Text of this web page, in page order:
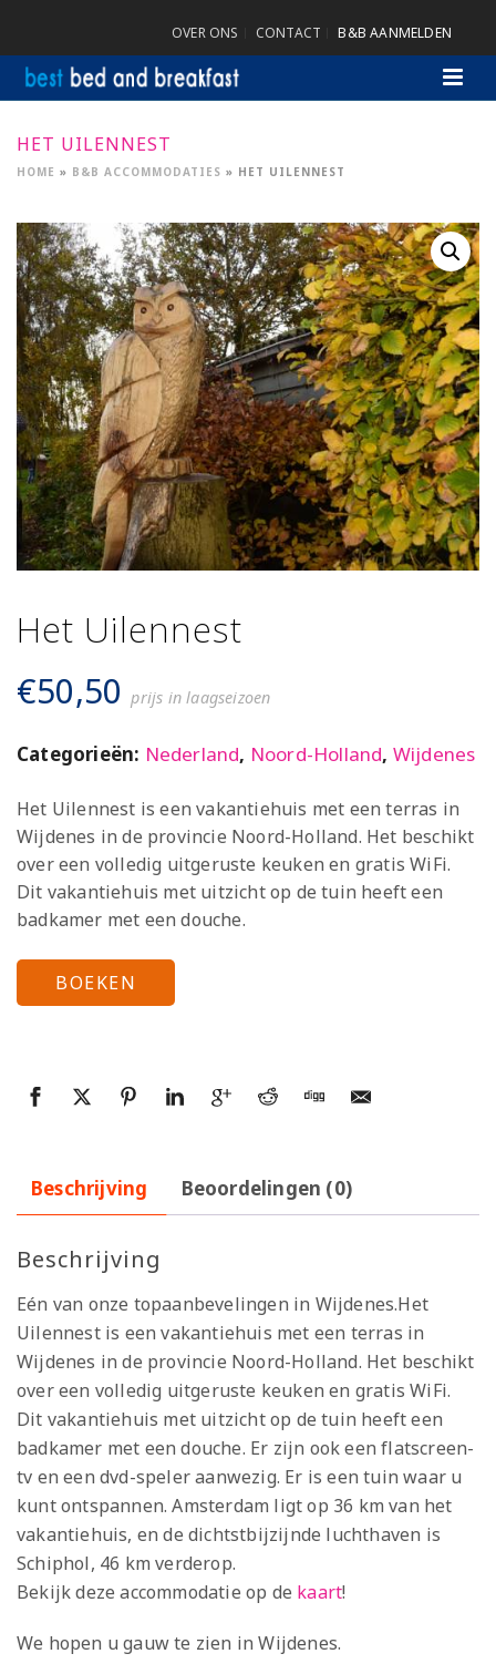
OVER ONS CONTACT B&B AANMELDEN
HET UILENNEST
HOME » B&B ACCOMMODATIES » HET UILENNEST
Het Uilennest
€50,50 prijs in laagseizoen
Categorieën: Nederland, Noord-Holland, Wijdenes
Het Uilennest is een vakantiehuis met een terras in
Wijdenes in de provincie Noord-Holland. Het beschikt
over een volledig uitgeruste keuken en gratis WiFi.
Dit vakantiehuis met uitzicht op de tuin heeft een
badkamer met een douche.
BOEKEN
Beschrijving Beoordelingen (0)
Beschrijving
Eén van onze topaanbevelingen in Wijdenes.Het
Uilennest is een vakantiehuis met een terras in
Wijdenes in de provincie Noord-Holland. Het beschikt
over een volledig uitgeruste keuken en gratis WiFi.
Dit vakantiehuis met uitzicht op de tuin heeft een
badkamer met een douche. Er zijn ook een flatscreen-
tv en een dvd-speler aanwezig. Er is een tuin waar u
kunt ontspannen. Amsterdam ligt op 36 km van het
vakantiehuis, en de dichtstbijzijnde luchthaven is
Schiphol, 46 km verderop.
Bekijk deze accommodatie op de kaart!
We hopen u gauw te zien in Wijdenes.